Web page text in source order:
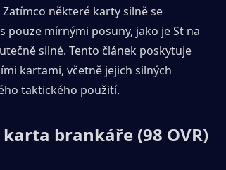
některé karty silně se
pouze mírnými posuny, jako je St na
silné. Tento článek poskytuje
kartami, včetně jejich silných
taktického použití.
brankáře (98 OVR)